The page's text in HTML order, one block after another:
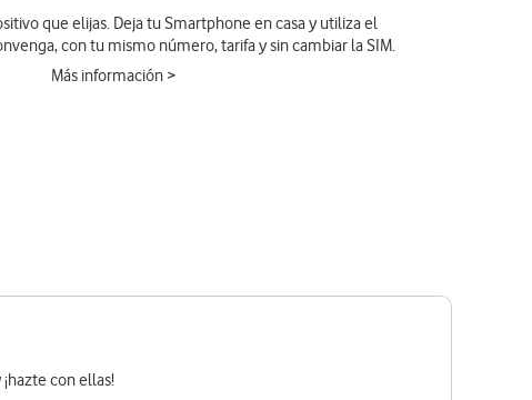
que elijas. Deja tu Smartphone en casa y utiliza el
con tu mismo número, tarifa y sin cambiar la SIM.
Más información >
con ellas!